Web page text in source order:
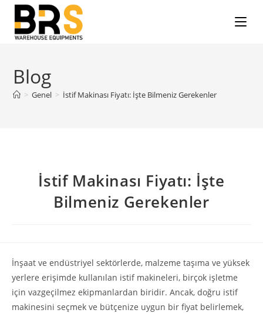
Blog
> Genel > İstif Makinası Fiyatı: İşte Bilmeniz Gerekenler
İstif Makinası Fiyatı: İşte
Bilmeniz Gerekenler
İnşaat ve endüstriyel sektörlerde, malzeme taşıma ve yüksek
yerlere erişimde kullanılan istif makineleri, birçok işletme
için vazgeçilmez ekipmanlardan biridir. Ancak, doğru istif
makinesini seçmek ve bütçenize uygun bir fiyat belirlemek,